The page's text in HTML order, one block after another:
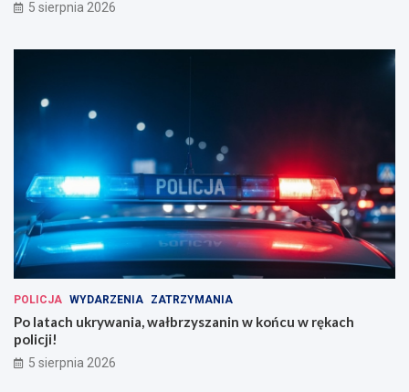
5 sierpnia 2026
POLICJA WYDARZENIA ZATRZYMANIA
Po latach ukrywania, wałbrzyszanin w końcu w rękach
policji!
5 sierpnia 2026